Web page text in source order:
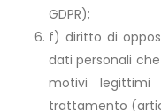
GDPR);
f) diritto di
dati personali
motivi
trattamento